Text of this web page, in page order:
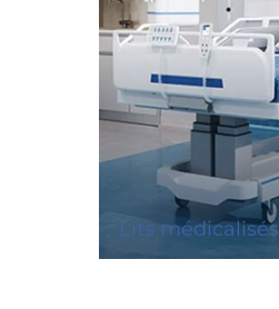
Lits médicalisés